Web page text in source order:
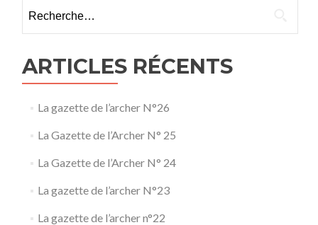
ARTICLES RÉCENTS
La gazette de l’archer N°26
La Gazette de l’Archer N° 25
La Gazette de l’Archer N° 24
La gazette de l’archer N°23
La gazette de l’archer n°22